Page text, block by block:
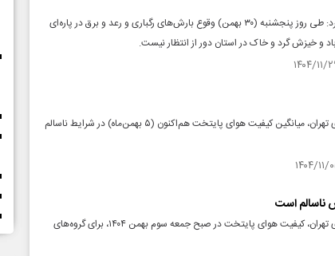
اداره کل هواشناسی استان تهران اعلام کرد: طی روز پنجشنبه (۳۰ بهمن‌) وقوع بارش‌های رگباری و رعد و برق در پاره‌ای
و خیزش گرد و خاک در استان دور از انتظار نیست.
بر اساس اعلام شرکت کنترل کیفیت هوای تهران، میانگین کیفیت هوای پایتخت هم‌اکنون (۵ بهمن‌ماه) در شرایط ناسالم
ناسالم است
بر اساس اعلام شرکت کنترل کیفیت هوای تهران، کیفیت هوای پایتخت در صبح جمعه سوم بهمن ۱۴۰۴، برای گروه‌های